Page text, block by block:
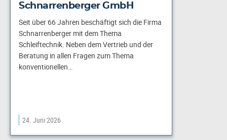
Schnarrenberger GmbH
Seit über 66 Jahren beschäftigt sich die Firma
Schnarrenberger mit dem Thema
Schleiftechnik. Neben dem Vertrieb und der
Beratung in allen Fragen zum Thema
konventionellen…
24. Juni 2026